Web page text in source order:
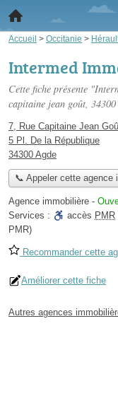
Accueil > Occitanie >
Intermed
Cette fiche présente
capitaine jean goût, 34300
7, Rue Capitaine Jean
5 Pl. De la République
34300 Agde
📞 Appeler cette agence
Agence immobilière -
Services :
accès PMR
PMR)
Recommander cette
Améliorer cette fiche
Autres agences